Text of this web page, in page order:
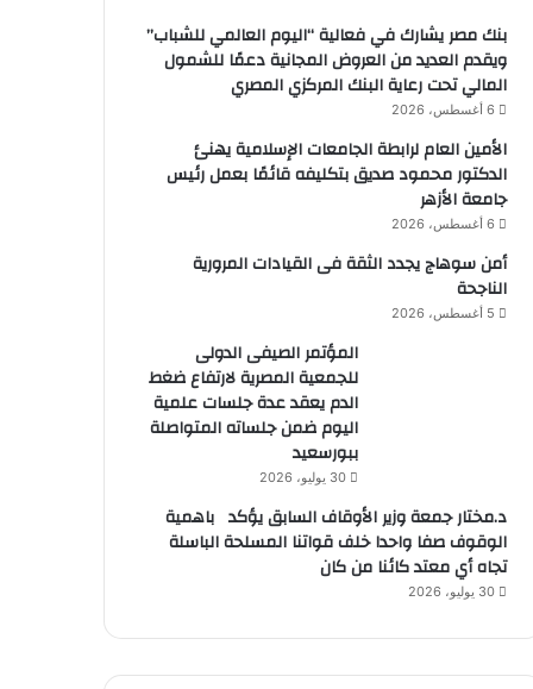
بنك مصر يشارك في فعالية “اليوم العالمي للشباب”
ويقدم العديد من العروض المجانية دعمًا للشمول
المالي تحت رعاية البنك المركزي المصري
6 أغسطس، 2026
الأمين العام لرابطة الجامعات الإسلامية يهنئ
الدكتور محمود صديق بتكليفه قائمًا بعمل رئيس
جامعة الأزهر
6 أغسطس، 2026
أمن سوهاج يجدد الثقة فى القيادات المرورية
الناجحة
5 أغسطس، 2026
المؤتمر الصيفى الدولى
للجمعية المصرية لارتفاع ضغط
الدم يعقد عدة جلسات علمية
اليوم ضمن جلساته المتواصلة
ببورسعيد
30 يوليو، 2026
د.مختار جمعة وزير الأوقاف السابق يؤكد باهمية
الوقوف صفا واحدا خلف قواتنا المسلحة الباسلة
تجاه أي معتد كائنا من كان
30 يوليو، 2026